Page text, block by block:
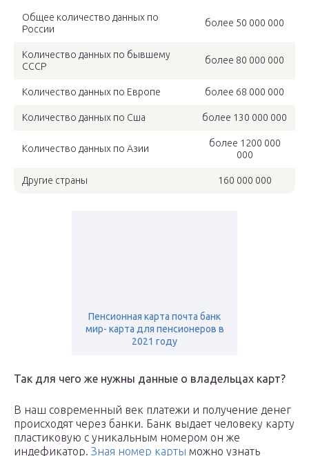
Общее количество данных по
России
более 50 000 000
Количество данных по бывшему
СССР
более 80 000 000
Количество данных по Европе более 68 000 000
Количество данных по Сша более 130 000 000
Количество данных по Азии
более 1200 000
000
Другие страны 160 000 000
Пенсионная карта почта банк
мир- карта для пенсионеров в
2021 году
Так для чего же нужны данные о владельцах карт?
В наш современный век платежи и получение денег
происходят через банки. Банк выдает человеку карту
пластиковую с уникальным номером он же
индефикатор. Зная номер карты можно узнать